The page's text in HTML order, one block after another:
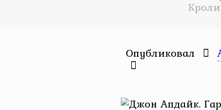
Опубликовал